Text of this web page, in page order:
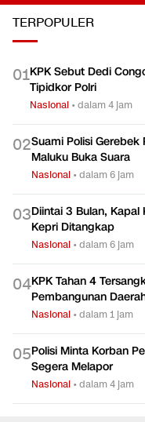
TERPOPULER
01KPK Sebut Dedi
Tipidkor Polri
Nasional •dalam 4 jam
02Suami Polisi
Maluku Buka Suara
Nasional •dalam 6 jam
03Diintai 3 Bulan,
Kepri Ditangkap
Nasional •dalam 6 jam
04KPK Tahan 4
Pembangunan
Nasional •dalam 1 jam
05Polisi Minta Korban
Segera Melapor
Nasional •dalam 4 jam